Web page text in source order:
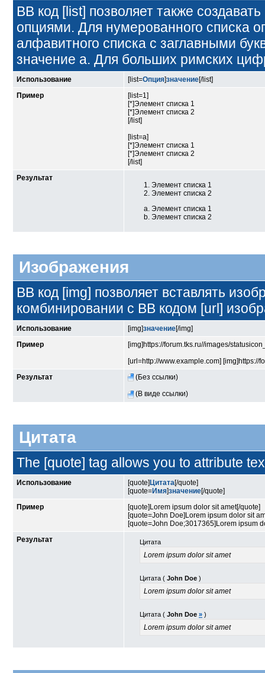
BB код [list] позволяет также
опциями. Для нумерованного списка
алфавитного списка с заглавными
значение а. Для больших римских
Использование [list=Опция]значение[/list]
Пример
[list=1]
[*]Элемент списка 1
[*]Элемент списка 2
[/list]
[list=a]
[*]Элемент списка 1
[*]Элемент списка 2
[/list]
Результат
Элемент списка 1
Элемент списка 2
Элемент списка 1
Элемент списка 2
Изображения
BB код [img] позволяет вставлять
комбинировании с BB кодом [url]
Использование [img]значение[/img]
Пример
[img]https://forum.tks.ru//images/
[url=http://www.example.com] [img]https://
Результат
(Без ссылки)
(В виде ссылки)
Цитата
The [quote] tag allows you to attribute
Использование [quote] Цитата[/quote]
[quote=Имя]значение[/quote]
Пример
[quote]Lorem ipsum dolor sit amet[/quote]
[quote=John Doe]Lorem ipsum dolor sit
[quote=John Doe;3017365]Lorem ipsum
Результат
Цитата
Lorem ipsum dolor sit amet
Цитата ( John Doe )
Lorem ipsum dolor sit amet
Цитата ( John Doe » )
Lorem ipsum dolor sit amet